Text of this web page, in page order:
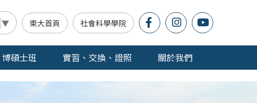
▼ 東大首頁 社會科學學院
博碩士班 實習、交換、證照 關於我們